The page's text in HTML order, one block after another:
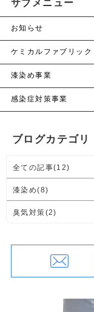
サブメニュー
お知らせ
ケミカルファブリック
漆染め事業
感染症対策事業
ブログカテゴリ
全ての記事(12)
漆染め(8)
臭気対策(2)